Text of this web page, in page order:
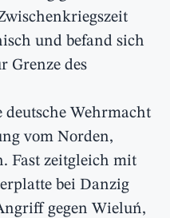
und befand sich
Grenze des
deutsche Wehrmacht
vom Norden,
Fast zeitgleich mit
bei Danzig
gegen Wieluń,